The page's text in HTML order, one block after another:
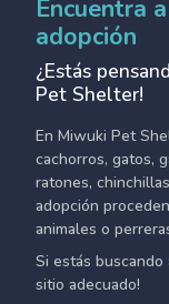
Encuentra
adopción
¿Estás
Pet Shelter!
En Miwuki Pet
cachorros, gatos,
ratones,
adopción
animales o
Si estás buscando
sitio adecuado!